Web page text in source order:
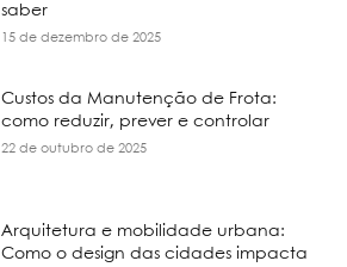
saber
15 de dezembro de 2025
Custos da Manutenção de Frota:
como reduzir, prever e controlar
22 de outubro de 2025
Arquitetura e mobilidade urbana:
Como o design das cidades impacta